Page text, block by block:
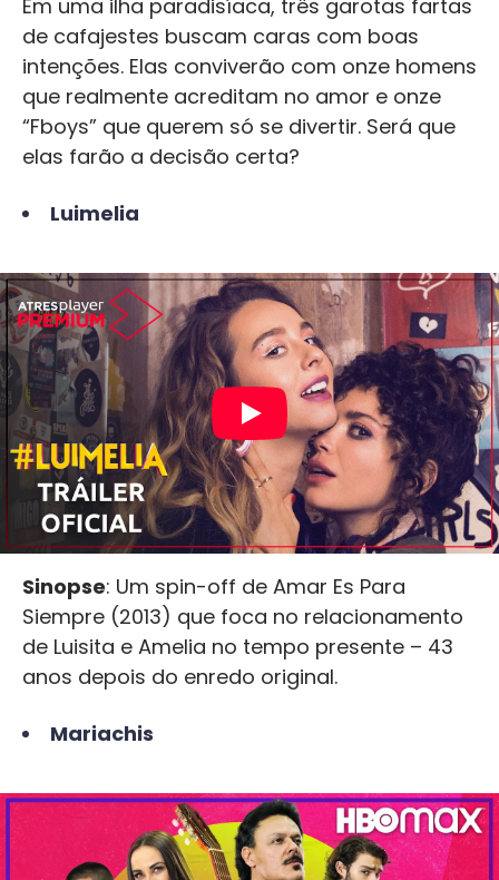
Em uma ilha paradisíaca, três garotas fartas
de cafajestes buscam caras com boas
intenções. Elas conviverão com onze homens
que realmente acreditam no amor e onze
“Fboys” que querem só se divertir. Será que
elas farão a decisão certa?
Luimelia
Sinopse: Um spin-off de Amar Es Para
Siempre (2013) que foca no relacionamento
de Luisita e Amelia no tempo presente – 43
anos depois do enredo original.
Mariachis